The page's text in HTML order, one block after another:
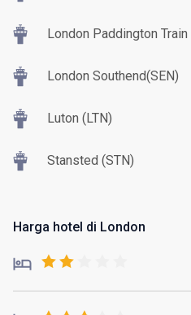
London Paddington
London Southend(SEN)
Luton (LTN)
Stansted (STN)
Harga hotel di London